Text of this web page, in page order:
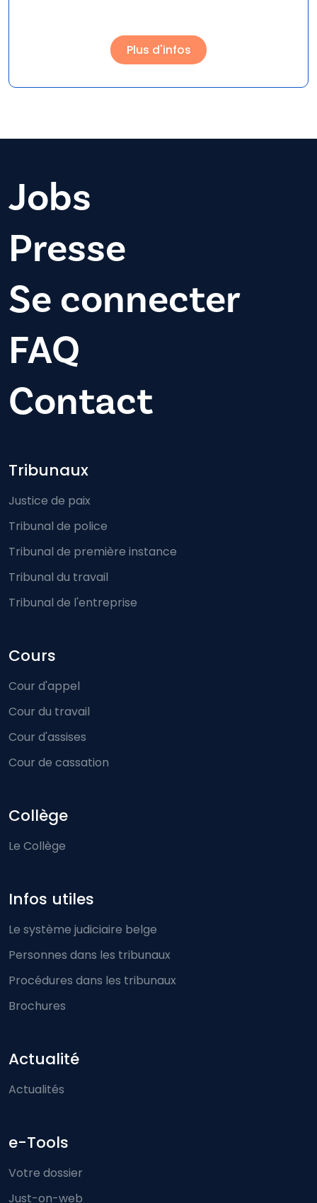
Plus d'infos
Jobs
Presse
Se connecter
FAQ
Contact
Footer-menu
Tribunaux
Justice de paix
Tribunal de police
Tribunal de première instance
Tribunal du travail
Tribunal de l'entreprise
Cours
Cour d'appel
Cour du travail
Cour d'assises
Cour de cassation
Collège
Le Collège
Infos utiles
Le système judiciaire belge
Personnes dans les tribunaux
Procédures dans les tribunaux
Brochures
Actualité
Actualités
e-Tools
Votre dossier
Just-on-web